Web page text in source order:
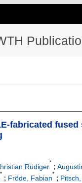
fabricated
Rüdiger
*
;
*
; Fröde, Fabian
*
;